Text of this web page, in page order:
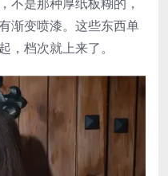
渐变喷漆。这些东西单
，档次就上来了。